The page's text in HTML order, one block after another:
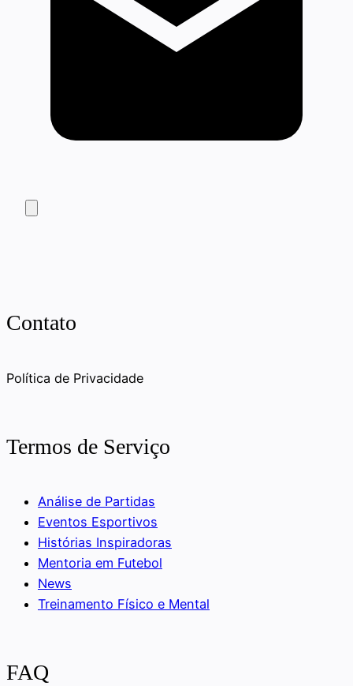
Contato
Política de Privacidade
Termos de Serviço
Análise de Partidas
Eventos Esportivos
Histórias Inspiradoras
Mentoria em Futebol
News
Treinamento Físico e Mental
FAQ